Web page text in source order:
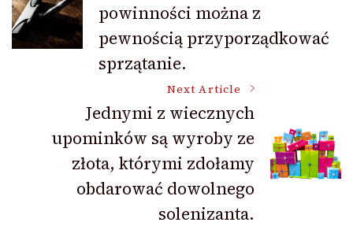
Navigationpowinności można z
pewnością przyporządkować
sprzątanie.
Next Article
Jednymi z wiecznych
upominków są wyroby ze
złota, którymi zdołamy
obdarować dowolnego
solenizanta.